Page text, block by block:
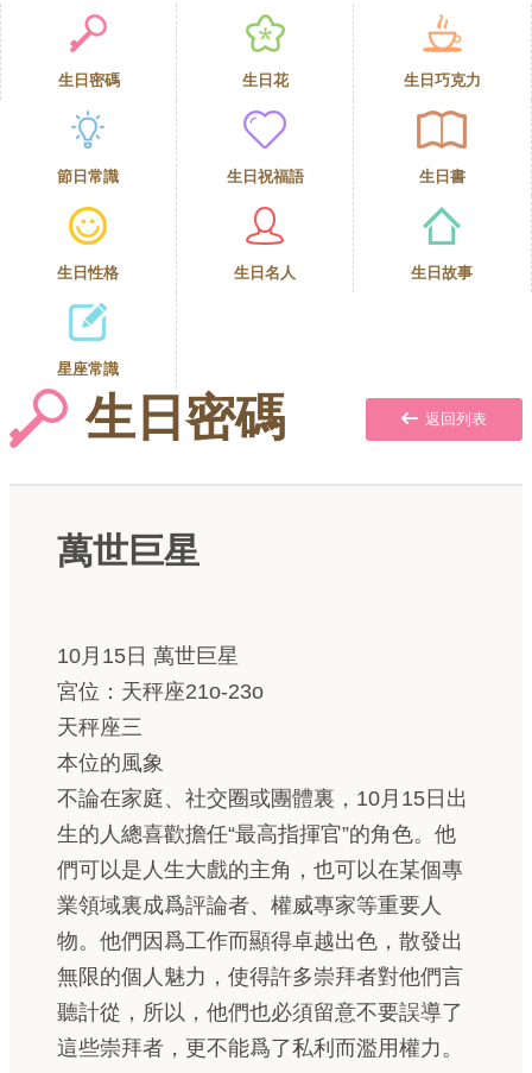
生日密碼 生日花 生日巧克力
節日常識 生日祝福語 生日書
生日性格 生日名人 生日故事
星座常識
生日密碼 返回列表
萬世巨星
10月15日 萬世巨星
宮位：天秤座21o-23o
天秤座三
本位的風象
不論在家庭、社交圈或團體裏，10月15日出
生的人總喜歡擔任“最高指揮官”的角色。他
們可以是人生大戲的主角，也可以在某個專
業領域裏成爲評論者、權威專家等重要人
物。他們因爲工作而顯得卓越出色，散發出
無限的個人魅力，使得許多崇拜者對他們言
聽計從，所以，他們也必須留意不要誤導了
這些崇拜者，更不能爲了私利而濫用權力。